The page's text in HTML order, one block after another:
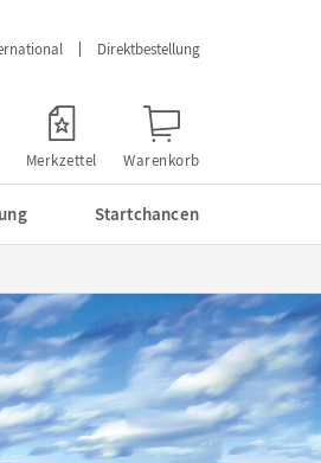
Direktbestellung
Merkzettel Warenkorb
Startchancen